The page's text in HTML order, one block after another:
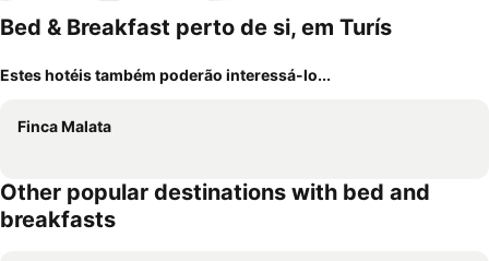
mento
Bed & Breakfast perto de si, em Turís
Estes hotéis também poderão interessá-lo...
Finca Malata
Other popular destinations with bed and
breakfasts